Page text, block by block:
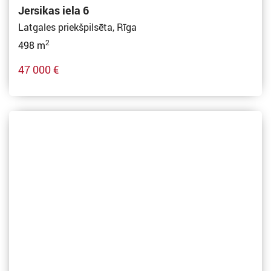
Jersikas iela 6
Latgales priekšpilsēta, Rīga
498 m2
47 000 €